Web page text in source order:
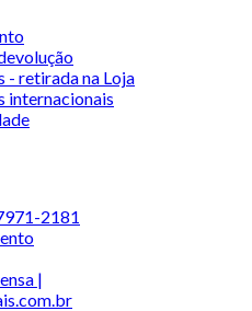
- retirada na Loja
internacionais
2181
|